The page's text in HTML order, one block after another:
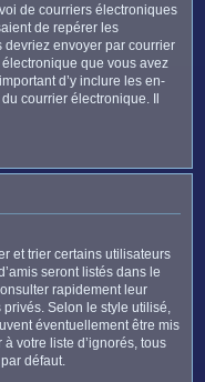
de courriers électroniques
de repérer les
devriez envoyer par courrier
que vous avez
d’y inclure les en-
courrier électronique. Il
et trier certains utilisateurs
seront listés dans le
rapidement leur
Selon le style utilisé,
éventuellement être mis
votre liste d’ignorés, tous
défaut.